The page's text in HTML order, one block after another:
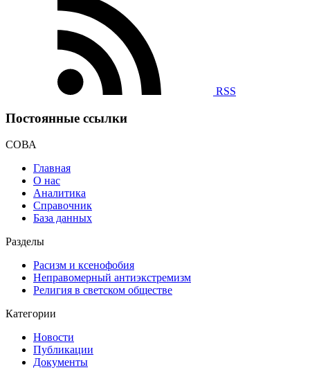
RSS
Постоянные ссылки
СОВА
Главная
О нас
Аналитика
Справочник
База данных
Разделы
Расизм и ксенофобия
Неправомерный антиэкстремизм
Религия в светском обществе
Категории
Новости
Публикации
Документы